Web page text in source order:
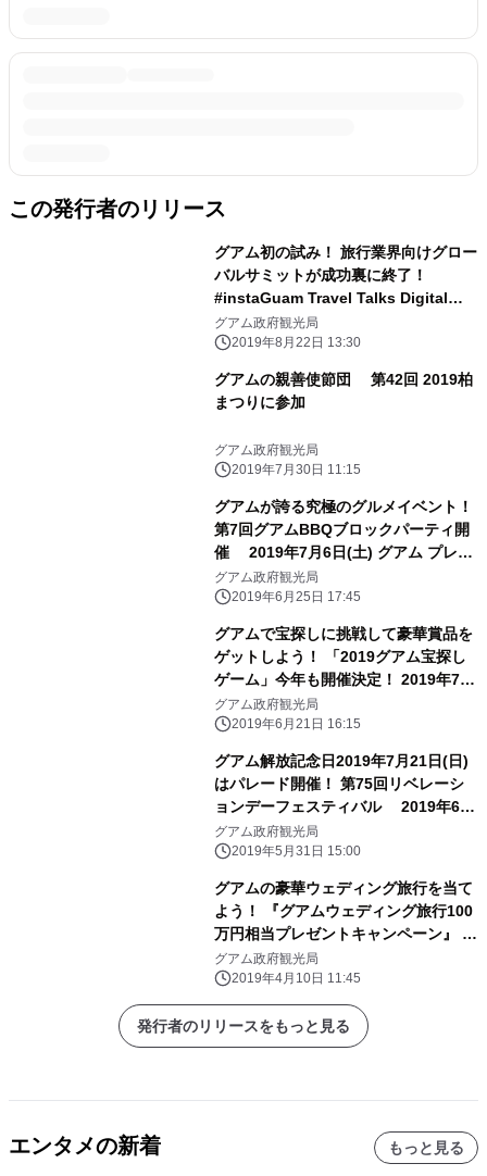
この発行者のリリース
グアム初の試み！ 旅行業界向けグロー
バルサミットが成功裏に終了！
#instaGuam Travel Talks Digital
Global Summit 日本代表としてバイ
リンガール吉田ちかさん、 halnoさん
グアム政府観光局
2019年8月22日 13:30
グアムの親善使節団 第42回 2019柏
まつりに参加
グアム政府観光局
2019年7月30日 11:15
グアムが誇る究極のグルメイベント！
第7回グアムBBQブロックパーティ開
催 2019年7月6日(土) グアム プレジ
ャーアイランドにて開催
グアム政府観光局
2019年6月25日 17:45
グアムで宝探しに挑戦して豪華賞品を
ゲットしよう！ 「2019グアム宝探し
ゲーム」今年も開催決定！ 2019年7月
1日(月)～10月6日(日)まで開催
グアム政府観光局
2019年6月21日 16:15
グアム解放記念日2019年7月21日(日)
はパレード開催！ 第75回リベレーシ
ョンデーフェスティバル 2019年6月
6日(木)～8月4日(日)グアムにて開催
グアム政府観光局
2019年5月31日 15:00
グアムの豪華ウェディング旅行を当て
よう！ 『グアムウェディング旅行100
万円相当プレゼントキャンペーン』 応
募期間 2019年4月10日(水)～6月30日
(日)
グアム政府観光局
2019年4月10日 11:45
発行者のリリースをもっと見る
エンタメの新着 もっと見る